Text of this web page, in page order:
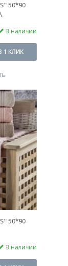
50*90
В наличии
1 КЛИК
50*90
В наличии